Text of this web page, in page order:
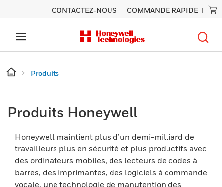
CONTACTEZ-NOUS COMMANDE RAPIDE
Produits
Produits Honeywell
Honeywell maintient plus d’un demi-milliard de
travailleurs plus en sécurité et plus productifs avec
des ordinateurs mobiles, des lecteurs de codes à
barres, des imprimantes, des logiciels à commande
vocale, une technologie de manutention des